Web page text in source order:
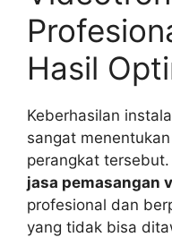
Hasil
Keberhasilan
sangat
perangkat
jasa pemasangan
profesional dan
yang tidak bisa